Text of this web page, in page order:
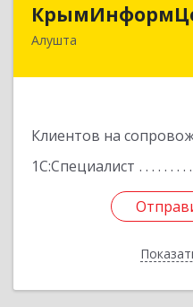
Алушта
Клиентов на
1С:Специалист
298500, Крым Респ,